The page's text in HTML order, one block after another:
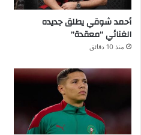
أحمد شوقي يطلق جديده
الغنائي “معقدة”
منذ 10 دقائق